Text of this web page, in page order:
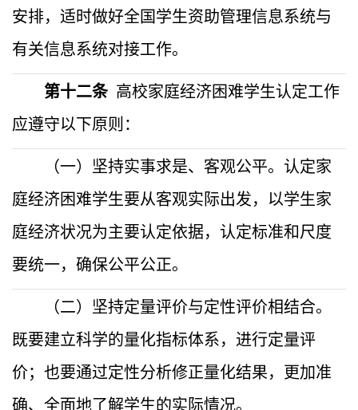
安排，适时做好全国学生资助管理信息系统与
有关信息系统对接工作。
第十二条 高校家庭经济困难学生认定工作
应遵守以下原则：
（一）坚持实事求是、客观公平。认定家
庭经济困难学生要从客观实际出发，以学生家
庭经济状况为主要认定依据，认定标准和尺度
要统一，确保公平公正。
（二）坚持定量评价与定性评价相结合。
既要建立科学的量化指标体系，进行定量评
价；也要通过定性分析修正量化结果，更加准
确、全面地了解学生的实际情况。